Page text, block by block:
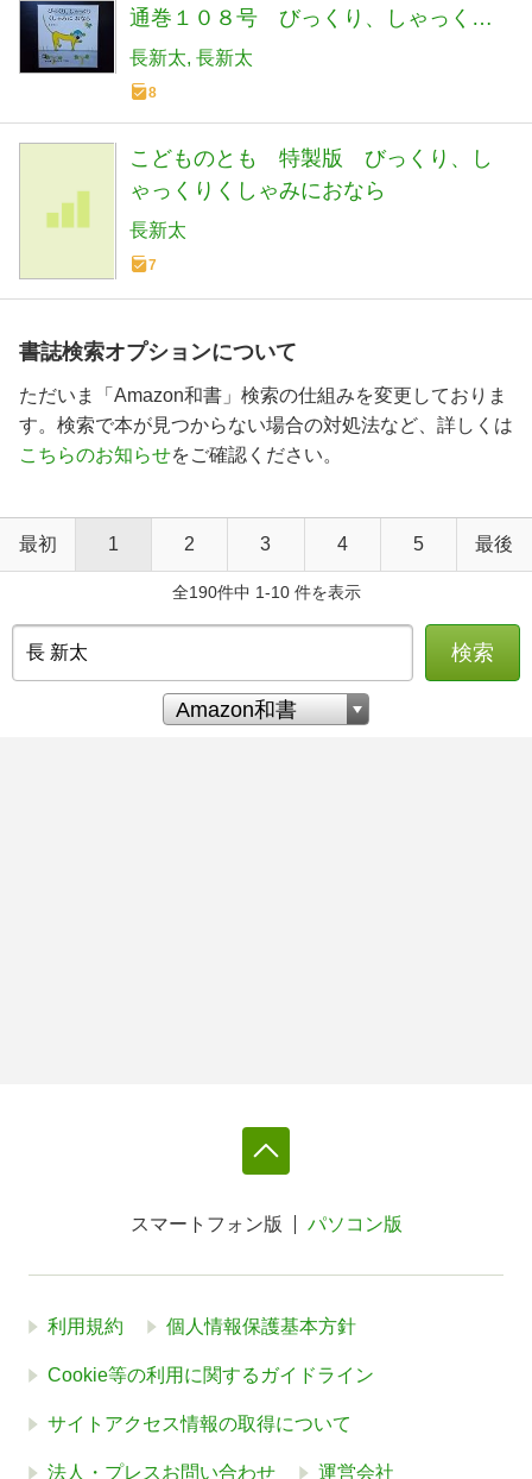
通巻１０８号 びっくり、しゃっく
り くしゃみに おなら
長新太 長新太
8
こどものとも 特製版 びっくり、し
ゃっくりくしゃみにおなら
長新太
7
書誌検索オプションについて
ただいま「Amazon和書」検索の仕組みを変更しておりま
す。検索で本が見つからない場合の対処法など、詳しくは
こちらのお知らせをご確認ください。
最初 1 2 3 4 5 最後
全190件中 1-10 件を表示
検索
スマートフォン版 パソコン版
利用規約 個人情報保護基本方針
Cookie等の利用に関するガイドライン
サイトアクセス情報の取得について
法人・プレスお問い合わせ 運営会社